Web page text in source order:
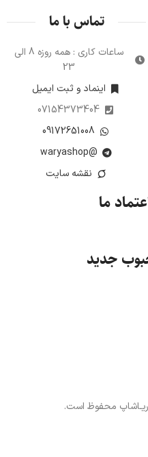
تماس با ما
ساعات کاری : همه روزه 8 الی
23
اینماد و ثبت ایمیل
07154373404
09172651008
@waryashop
نقشه سایت
ما
جدید
محفوظ است.